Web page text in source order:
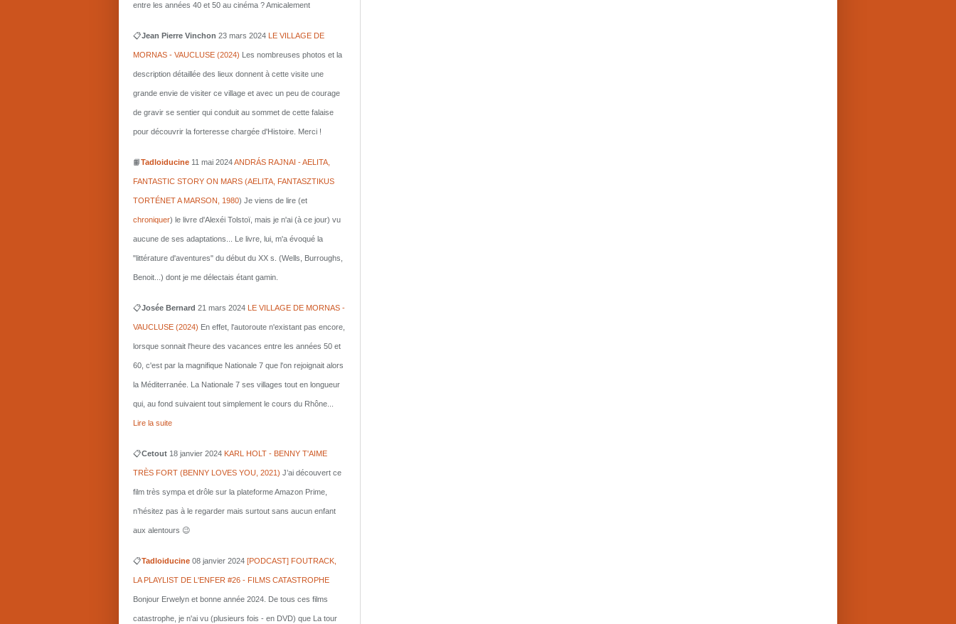
entre les années 40 et 50 au cinéma ? Amicalement
📋Jean Pierre Vinchon 23 mars 2024 LE VILLAGE DE
MORNAS - VAUCLUSE (2024) Les nombreuses photos et la
description détaillée des lieux donnent à cette visite une
grande envie de visiter ce village et avec un peu de courage
de gravir se sentier qui conduit au sommet de cette falaise
pour découvrir la forteresse chargée d'Histoire. Merci !
📙Tadloiducine 11 mai 2024ANDRÁS RAJNAI - AELITA,
FANTASTIC STORY ON MARS (AELITA, FANTASZTIKUS
TORTÉNET A MARSON, 1980) Je viens de lire (et
chroniquer) le livre d'Alexéi Tolstoï, mais je n'ai (à ce jour) vu
aucune de ses adaptations... Le livre, lui, m'a évoqué la
"littérature d'aventures" du début du XX s. (Wells, Burroughs,
Benoit...) dont je me délectais étant gamin.
📋Josée Bernard 21 mars 2024 LE VILLAGE DE MORNAS -
VAUCLUSE (2024) En effet, l'autoroute n'existant pas encore,
lorsque sonnait l'heure des vacances entre les années 50 et
60, c'est par la magnifique Nationale 7 que l'on rejoignait alors
la Méditerranée. La Nationale 7 ses villages tout en longueur
qui, au fond suivaient tout simplement le cours du Rhône...
Lire la suite
📋Cetout 18 janvier 2024 KARL HOLT - BENNY T'AIME
TRÈS FORT (BENNY LOVES YOU, 2021) J’ai découvert ce
film très sympa et drôle sur la plateforme Amazon Prime,
n’hésitez pas à le regarder mais surtout sans aucun enfant
aux alentours 😉
📋Tadloiducine 08 janvier 2024 [PODCAST] FOUTRACK,
LA PLAYLIST DE L'ENFER #26 - FILMS CATASTROPHE
Bonjour Erwelyn et bonne année 2024. De tous ces films
catastrophe, je n'ai vu (plusieurs fois - en DVD) que La tour